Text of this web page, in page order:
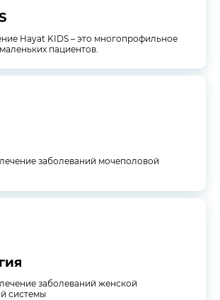
Hayat KIDS – это многопрофильное
пациентов.
заболеваний мочеполовой
заболеваний мочеполовой
заболеваний женской
системы
заболеваний женской
системы